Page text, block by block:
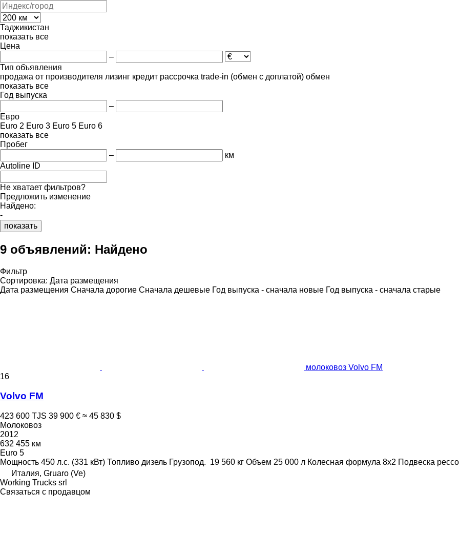
Таджикистан
показать все
Цена
–
Тип объявления
продажа от производителя лизинг кредит рассрочка trade-in (обмен с доплатой) обмен
показать все
Год выпуска
–
Евро
Euro 2 Euro 3 Euro 5 Euro 6
показать все
Пробег
–
км
Autoline ID
Не хватает фильтров?
Предложить изменение
Найдено:
-
показать
9 объявлений: Найдено
Фильтр
Сортировка: Дата размещения
Дата размещения Сначала дорогие Сначала дешевые Год выпуска - сначала новые Год выпуска - сначала старые
молоковоз Volvo FM
16
Volvo FM
423 600 TJS 39 900 € ≈ 45 830 $
Молоковоз
2012
632 455 км
Euro 5
Мощность 450 л.с. (331 кВт) Топливо дизель Грузопод. 19 560 кг Объем 25 000 л Колесная формула 8x2 Подвеска
Италия, Gruaro (Ve)
Working Trucks srl
Связаться с продавцом